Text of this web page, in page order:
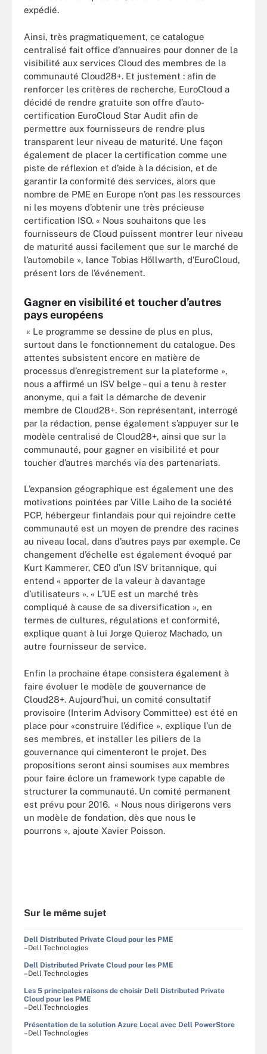
expédié.
Ainsi, très pragmatiquement, ce catalogue
centralisé fait office d’annuaires pour donner de la
visibilité aux services Cloud des membres de la
communauté Cloud28+. Et justement : afin de
renforcer les critères de recherche, EuroCloud a
décidé de rendre gratuite son offre d’auto-
certification EuroCloud Star Audit afin de
permettre aux fournisseurs de rendre plus
transparent leur niveau de maturité. Une façon
également de placer la certification comme une
piste de réflexion et d’aide à la décision, et de
garantir la conformité des services, alors que
nombre de PME en Europe n’ont pas les ressources
ni les moyens d’obtenir une très précieuse
certification ISO. « Nous souhaitons que les
fournisseurs de Cloud puissent montrer leur niveau
de maturité aussi facilement que sur le marché de
l’automobile », lance Tobias Höllwarth, d’EuroCloud,
présent lors de l’événement.
Gagner en visibilité et toucher d’autres
pays européens
« Le programme se dessine de plus en plus,
surtout dans le fonctionnement du catalogue. Des
attentes subsistent encore en matière de
processus d’enregistrement sur la plateforme »,
nous a affirmé un ISV belge – qui a tenu à rester
anonyme, qui a fait la démarche de devenir
membre de Cloud28+. Son représentant, interrogé
par la rédaction, pense également s’appuyer sur le
modèle centralisé de Cloud28+, ainsi que sur la
communauté, pour gagner en visibilité et pour
toucher d’autres marchés via des partenariats.
L’expansion géographique est également une des
motivations pointées par Ville Laiho de la société
PCP, hébergeur finlandais pour qui rejoindre cette
communauté est un moyen de prendre des racines
au niveau local, dans d’autres pays par exemple. Ce
changement d’échelle est également évoqué par
Kurt Kammerer, CEO d’un ISV britannique, qui
entend « apporter de la valeur à davantage
d’utilisateurs ». « L’UE est un marché très
compliqué à cause de sa diversification », en
termes de cultures, régulations et conformité,
explique quant à lui Jorge Quieroz Machado, un
autre fournisseur de service.
Enfin la prochaine étape consistera également à
faire évoluer le modèle de gouvernance de
Cloud28+. Aujourd’hui, un comité consultatif
provisoire (Interim Advisory Committee) est été en
place pour «construire l’édifice », explique l’un de
ses membres, et installer les piliers de la
gouvernance qui cimenteront le projet. Des
propositions seront ainsi soumises aux membres
pour faire éclore un framework type capable de
structurer la communauté. Un comité permanent
est prévu pour 2016. « Nous nous dirigerons vers
un modèle de fondation, dès que nous le
pourrons », ajoute Xavier Poisson.
Sur le même sujet
Dell Distributed Private Cloud pour les PME
–Dell Technologies
Dell Distributed Private Cloud pour les PME
–Dell Technologies
Les 5 principales raisons de choisir Dell Distributed Private
Cloud pour les PME
–Dell Technologies
Présentation de la solution Azure Local avec Dell PowerStore
–Dell Technologies